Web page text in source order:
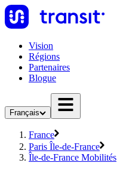
Vision
Régions
Partenaires
Blogue
Français
France
Paris Île-de-France
Île-de-France Mobilités